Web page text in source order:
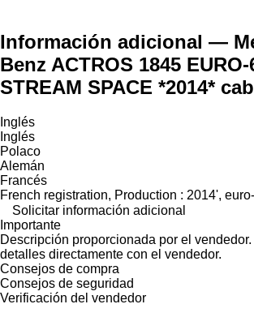
Información adicional —
Benz ACTROS 1845 EURO-
STREAM SPACE *2014*
Inglés
Inglés
Polaco
Alemán
Francés
French registration, Production : 2014',
Solicitar información adicional
Importante
Descripción proporcionada por el
detalles directamente con el vendedor.
Consejos de compra
Consejos de seguridad
Verificación del vendedor